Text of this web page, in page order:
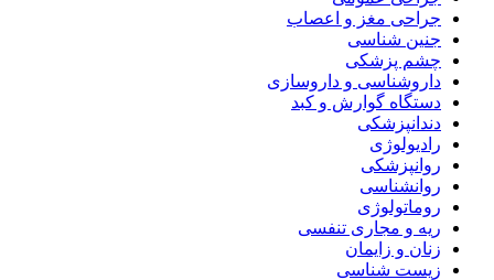
جراحی مغز و اعصاب
جنین شناسی
چشم پزشکی
داروشناسی و داروسازی
دستگاه گوارش و کبد
دندانپزشکی
رادیولوژی
روانپزشکی
روانشناسی
روماتولوژی
ریه و مجاری تنفسی
زنان و زایمان
زیست شناسی